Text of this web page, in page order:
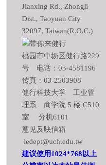
Jianxing Rd., Zhongli
Dist., Taoyuan City
32097, Taiwan(R.O.C.)
桃园市中坜区健行路229
号 电话：03-4581196
传真：03-2503908
健行科技大学 工业管
理系 商学院 5 楼 C510
室 分机6101
意见反映信箱
iedept@uch.edu.tw
建议使用1024*768以上